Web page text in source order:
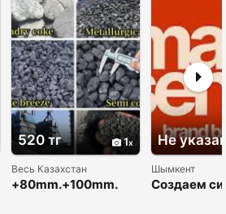
520 тг 1
Весь Казахстан
+80mm.+100mm.
Не
Шымкент
Создаем